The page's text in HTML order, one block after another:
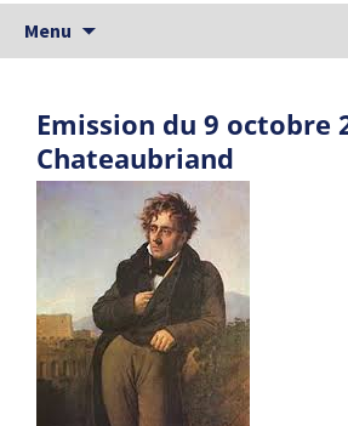
Menu
Emission du 9 octobre
Chateaubriand